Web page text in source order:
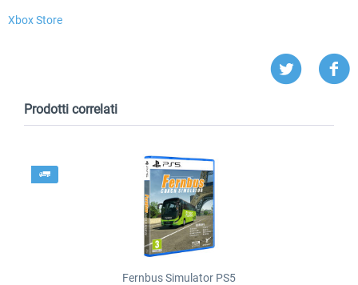
Xbox Store
Prodotti correlati
Fernbus Simulator PS5